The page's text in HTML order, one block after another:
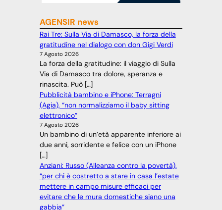
AGENSIR news
Rai Tre: Sulla Via di Damasco, la forza della
gratitudine nel dialogo con don Gigi Verdi
7 Agosto 2026
La forza della gratitudine: il viaggio di Sulla
Via di Damasco tra dolore, speranza e
rinascita. Può […]
Pubblicità bambino e iPhone: Terragni
(Agia), “non normalizziamo il baby sitting
elettronico”
7 Agosto 2026
Un bambino di un’età apparente inferiore ai
due anni, sorridente e felice con un iPhone
[…]
Anziani: Russo (Alleanza contro la povertà),
“per chi è costretto a stare in casa l’estate
mettere in campo misure efficaci per
evitare che le mura domestiche siano una
gabbia”